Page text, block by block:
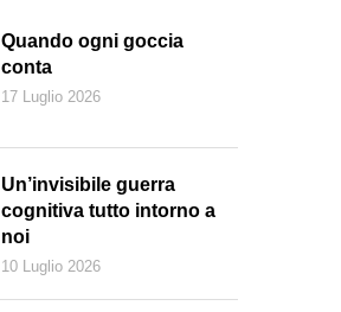
Quando ogni goccia
conta
17 Luglio 2026
Un’invisibile guerra
cognitiva tutto intorno a
noi
10 Luglio 2026